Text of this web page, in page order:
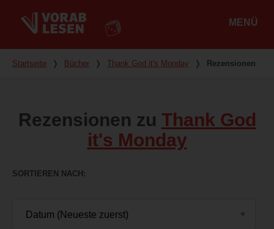
MENÜ
Du bist hier
Startseite ❭ Bücher ❭ Thank God it's Monday ❭ Rezensionen
Rezensionen zu Thank God
it's Monday
SORTIEREN NACH